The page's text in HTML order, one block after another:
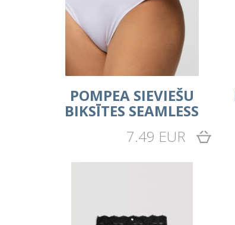
POMPEA SIEVIEŠU
BIKSĪTES SEAMLESS
7.49 EUR